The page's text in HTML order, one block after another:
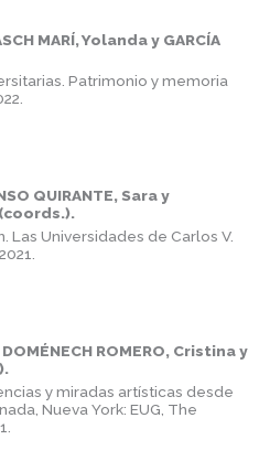
MARÍ, Yolanda y GARCÍA
Patrimonio y memoria
QUIRANTE, Sara y
(coords.).
Las Universidades de Carlos V.
ROMERO, Cristina y
y miradas artísticas desde
Nueva York: EUG, The